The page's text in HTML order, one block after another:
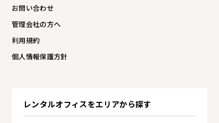
お問い合わせ
管理会社の方へ
利用規約
個人情報保護方針
レンタルオフィスをエリアから探す